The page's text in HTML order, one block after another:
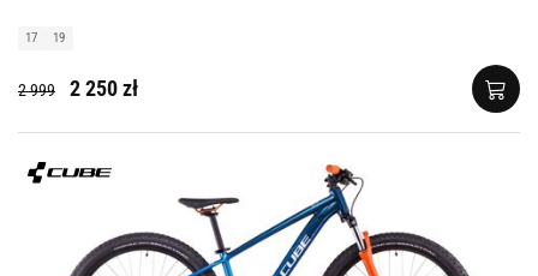
17 19
2 999 2 250 zł